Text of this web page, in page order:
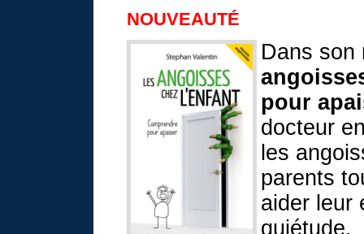
NOUVEAUTÉ
Dans
pour
docteur
les
parents
aider leur
quiétude.